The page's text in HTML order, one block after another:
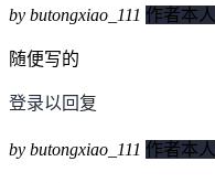
by butongxiao_111 作者本人
随便写的
登录以回复
by butongxiao_111 作者本人